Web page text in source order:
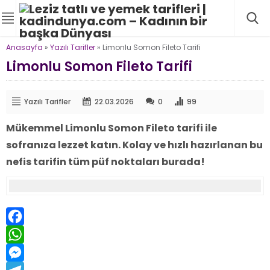
Anasayfa » Yazılı Tarifler » Limonlu Somon Fileto Tarifi
Limonlu Somon Fileto Tarifi
Yazılı Tarifler 22.03.2026 0 99
Mükemmel Limonlu Somon Fileto tarifi ile
sofranıza lezzet katın. Kolay ve hızlı hazırlanan bu
nefis tarifin tüm püf noktaları burada!
Facebook
WhatsApp